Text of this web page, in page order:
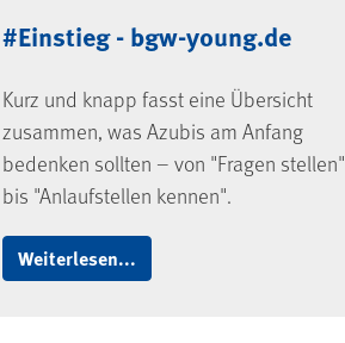
#Einstieg - bgw-young.de
Kurz und knapp fasst eine Übersicht
zusammen, was Azubis am Anfang
bedenken sollten – von "Fragen stellen"
bis "Anlauf­stellen kennen".
Weiterlesen...